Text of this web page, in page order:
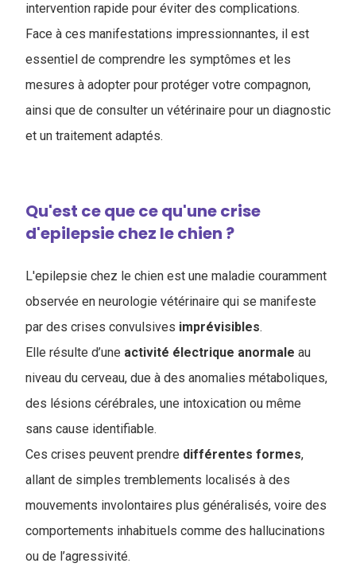
intervention rapide pour éviter des complications.
Face à ces manifestations impressionnantes, il est
essentiel de comprendre les symptômes et les
mesures à adopter pour protéger votre compagnon,
ainsi que de consulter un vétérinaire pour un diagnostic
et un traitement adaptés.
Qu'est ce que ce qu'une crise
d'epilepsie chez le chien ?
L'epilepsie chez le chien est une maladie couramment
observée en neurologie vétérinaire qui se manifeste
par des crises convulsives imprévisibles.
Elle résulte d’une activité électrique anormale au
niveau du cerveau, due à des anomalies métaboliques,
des lésions cérébrales, une intoxication ou même
sans cause identifiable.
Ces crises peuvent prendre différentes formes,
allant de simples tremblements localisés à des
mouvements involontaires plus généralisés, voire des
comportements inhabituels comme des hallucinations
ou de l’agressivité.